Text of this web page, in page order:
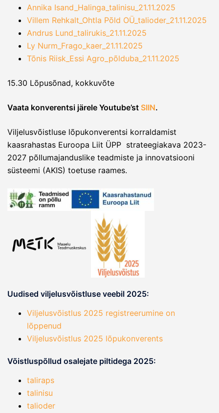
Annika Isand_Halinga_talinisu_21.11.2025
Villem Rehkalt_Ohtla Põld OÜ_talioder_21.11.2025
Andrus Lund_talirukis_21.11.2025
Ly Nurm_Frago_kaer_21.11.2025
Tõnis Riisk_Essi Agro_põlduba_21.11.2025
15.30 Lõpusõnad, kokkuvõte
Vaata konverentsi järele Youtube’st SIIN.
Viljelusvõistluse lõpukonverentsi korraldamist
kaasrahastas Euroopa Liit ÜPP strateegiakava 2023-
2027 põllumajanduslike teadmiste ja innovatsiooni
süsteemi (AKIS) toetuse raames.
Uudised viljelusvõistluse veebil 2025:
Viljelusvõistlus 2025 registreerumine on
lõppenud
Viljelusvõistlus 2025 lõpukonverents
Võistluspõllud osalejate piltidega 2025:
taliraps
talinisu
talioder